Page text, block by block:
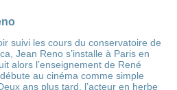
suivi les cours du conservatoire de
Jean Reno s’installe à Paris en
alors l’enseignement de René
au cinéma comme simple
ans plus tard, l’acteur en herbe